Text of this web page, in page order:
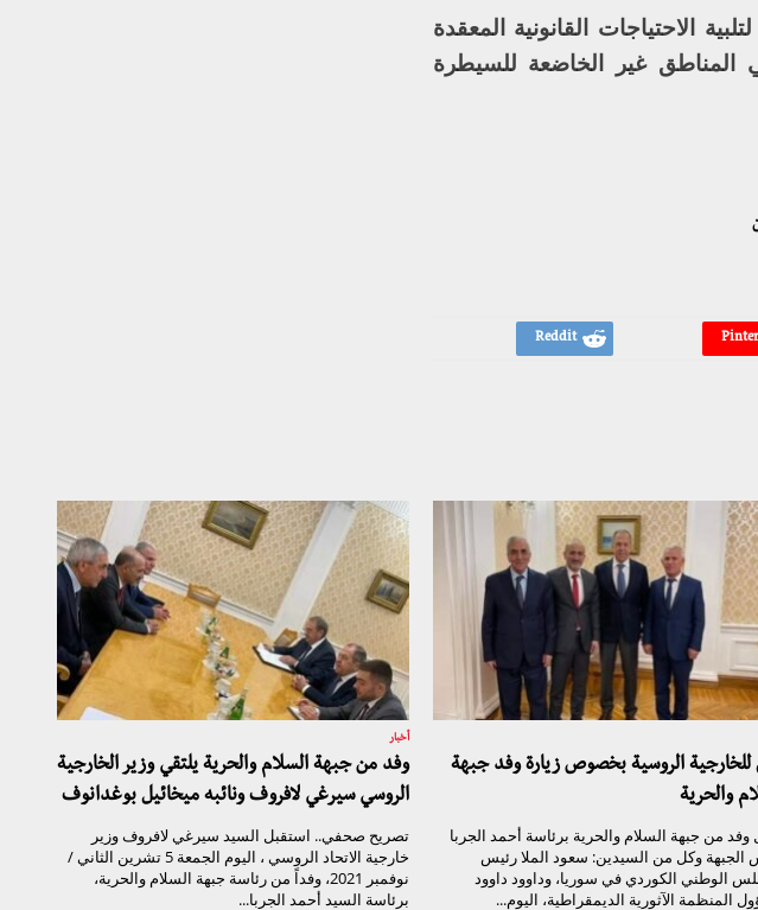
بالذكر أن البرنامج السوري للتطوير القانوني تأسس في عام 2013 لتلبية الاحتياجات القانونية المعقدة
المناطق غير الخاضعة للسيطرة
للخارجية الروسية بخصوص زيارة وفد جبهة
والحرية
من جبهة السلام والحرية برئاسة أحمد الجربا
الجبهة وكل من السيدين: سعود الملا رئيس
الوطني الكوردي في سوريا، وداوود داوود
المنظمة الآثورية الديمقراطية، اليوم...
أخبار
وفد من جبهة السلام والحرية يلتقي وزير الخارجية
الروسي سيرغي لافروف ونائبه ميخائيل بوغدانوف
تصريح صحفي.. استقبل السيد سيرغي لافروف وزير
خارجية الاتحاد الروسي ، اليوم الجمعة 5 تشرين الثاني /
نوفمبر 2021، وفداً من رئاسة جبهة السلام والحرية،
برئاسة السيد أحمد الجربا...